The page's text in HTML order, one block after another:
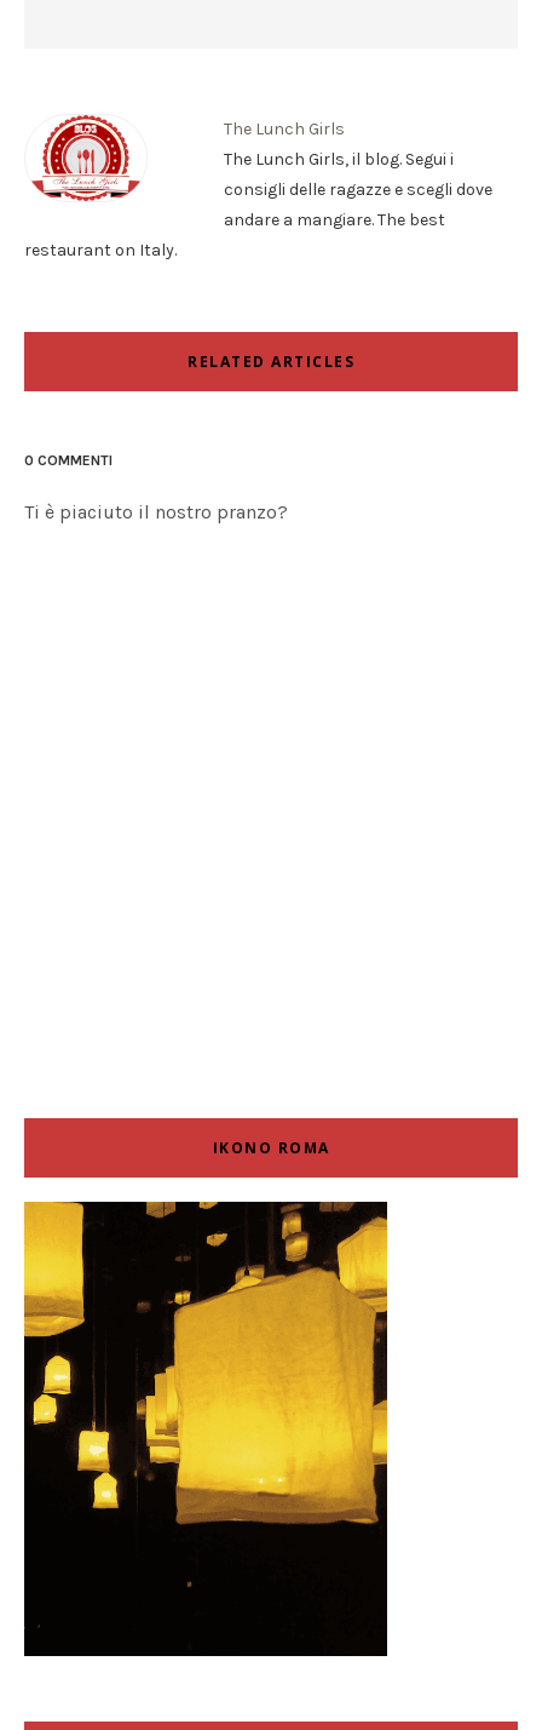
The Lunch Girls
The Lunch Girls, il blog. Segui i
consigli delle ragazze e scegli dove
andare a mangiare. The best
restaurant on Italy.
RELATED ARTICLES
0 COMMENTI
Ti è piaciuto il nostro pranzo?
IKONO ROMA